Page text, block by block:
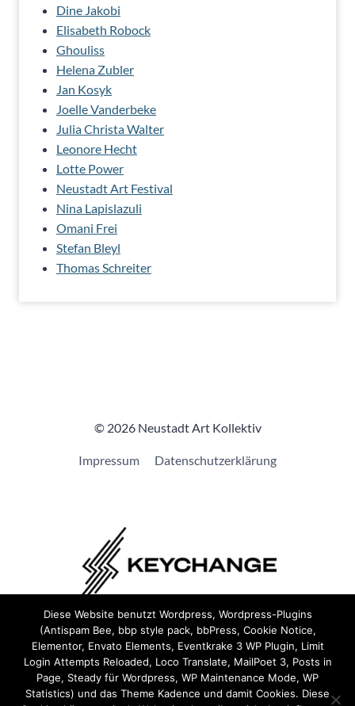
Dine Jakobi
Elisabeth Robock
Ghouliss
Helena Zubler
Jan Kosyk
Joelle Vanderbeke
Julia Christa Walter
Leonore Hecht
Lotte Power
Neustadt Art Festival
Nina Lapislazuli
Omani Frei
Stefan Bleyl
Thomas Schreiter
© 2026 Neustadt Art Kollektiv
Impressum Datenschutzerklärung
Wir sind Teil vonKeychange und haben einePledge
unterzeichnet.
Diese Website benutzt Wordpress, Wordpress-Plugins
(Antispam Bee, bbp style pack, bbPress, Cookie Notice,
Elementor, Envato Elements, Eventkrake 3 WP Plugin, Limit
Login Attempts Reloaded, Loco Translate, MailPoet 3, Posts in
Page, Steady für Wordpress, WP Maintenance Mode, WP
Statistics) und das Theme Kadence und damit Cookies. Diese